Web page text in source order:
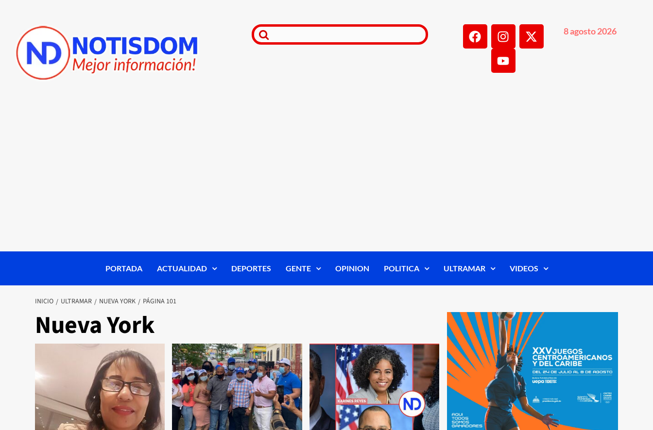
8 agosto 2026
PORTADA ACTUALIDAD DEPORTES GENTE OPINION POLITICA ULTRAMAR VIDEOS
INICIO ULTRAMAR NUEVA YORK PÁGINA 101
Nueva York